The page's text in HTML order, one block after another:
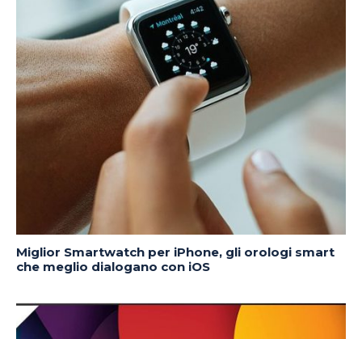
Miglior Smartwatch per iPhone, gli orologi smart
che meglio dialogano con iOS